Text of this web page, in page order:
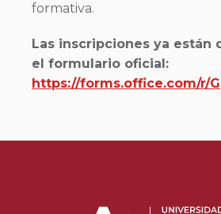
formativa.
Las inscripciones ya están
el formulario oficial:
https://forms.office.com/r/